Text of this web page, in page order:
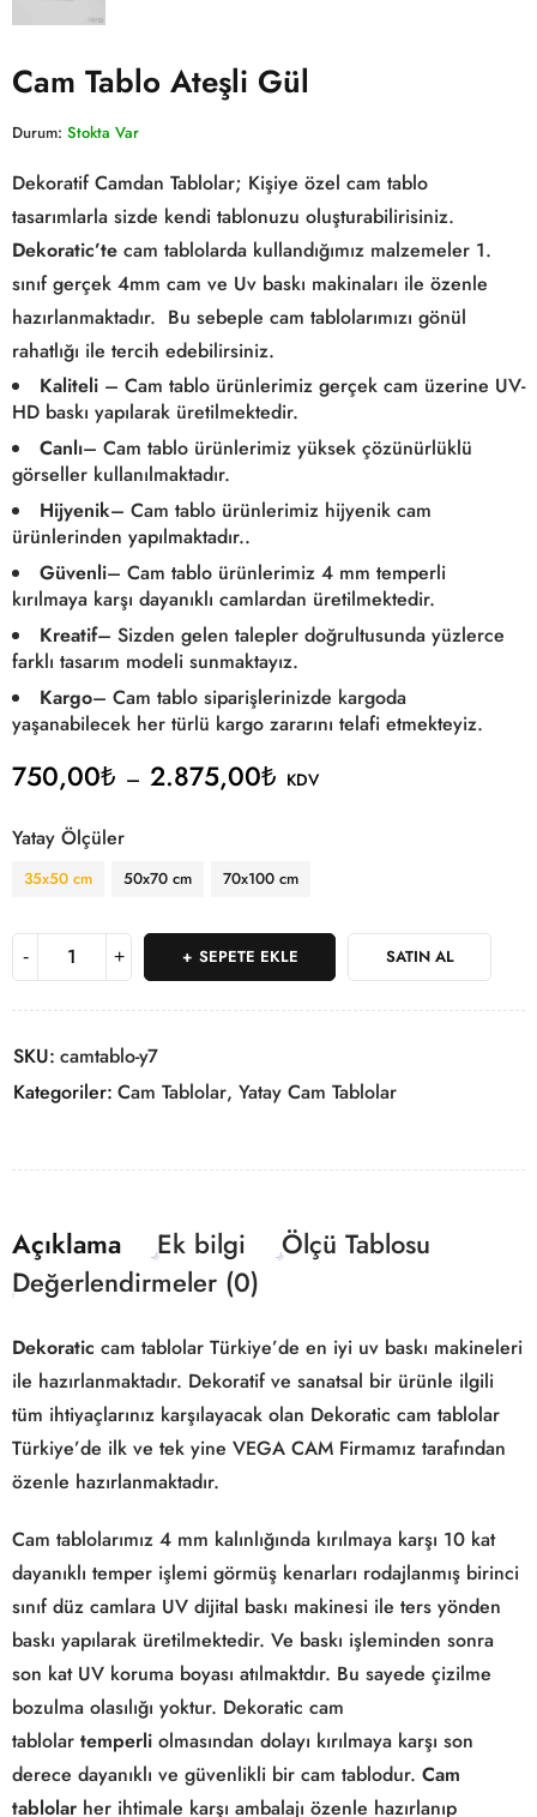
Cam Tablo Ateşli Gül
Durum: Stokta Var
Dekoratif Camdan Tablolar; Kişiye özel cam tablo
tasarımlarla sizde kendi tablonuzu oluşturabilirisiniz.
Dekoratic’te cam tablolarda kullandığımız malzemeler 1.
sınıf gerçek 4mm cam ve Uv baskı makinaları ile özenle
hazırlanmaktadır. Bu sebeple cam tablolarımızı gönül
rahatlığı ile tercih edebilirsiniz.
Kaliteli – Cam tablo ürünlerimiz gerçek cam üzerine UV-
HD baskı yapılarak üretilmektedir.
Canlı– Cam tablo ürünlerimiz yüksek çözünürlüklü
görseller kullanılmaktadır.
Hijyenik– Cam tablo ürünlerimiz hijyenik cam
ürünlerinden yapılmaktadır..
Güvenli– Cam tablo ürünlerimiz 4 mm temperli
kırılmaya karşı dayanıklı camlardan üretilmektedir.
Kreatif– Sizden gelen talepler doğrultusunda yüzlerce
farklı tasarım modeli sunmaktayız.
Kargo– Cam tablo siparişlerinizde kargoda
yaşanabilecek her türlü kargo zararını telafi etmekteyiz.
750,00₺ – 2.875,00₺ KDV
Yatay Ölçüler
35x50 cm 50x70 cm 70x100 cm
SEPETE EKLE SATIN AL
SKU: camtablo-y7
Kategoriler: Cam Tablolar, Yatay Cam Tablolar
Açıklama Ek bilgi
Ölçü Tablosu
Değerlendirmeler (0)
Dekoratic cam tablolar Türkiye’de en iyi uv baskı makineleri
ile hazırlanmaktadır. Dekoratif ve sanatsal bir ürünle ilgili
tüm ihtiyaçlarınız karşılayacak olan Dekoratic cam tablolar
Türkiye’de ilk ve tek yine VEGA CAM Firmamız tarafından
özenle hazırlanmaktadır.
Cam tablolarımız 4 mm kalınlığında kırılmaya karşı 10 kat
dayanıklı temper işlemi görmüş kenarları rodajlanmış birinci
sınıf düz camlara UV dijital baskı makinesi ile ters yönden
baskı yapılarak üretilmektedir. Ve baskı işleminden sonra
son kat UV koruma boyası atılmaktdır. Bu sayede çizilme
bozulma olasılığı yoktur. Dekoratic cam
tablolar temperli olmasından dolayı kırılmaya karşı son
derece dayanıklı ve güvenlikli bir cam tablodur. Cam
tablolar her ihtimale karşı ambalajı özenle hazırlanıp